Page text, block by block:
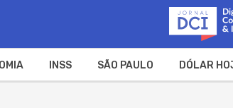
INSS SÃO PAULO DÓLAR